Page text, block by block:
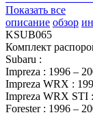
Показать все
описание обзор
KSUB065
Комплект
Subaru :
Impreza : 1996 –
Impreza WRX :
Impreza WRX STI
Forester : 1996 –